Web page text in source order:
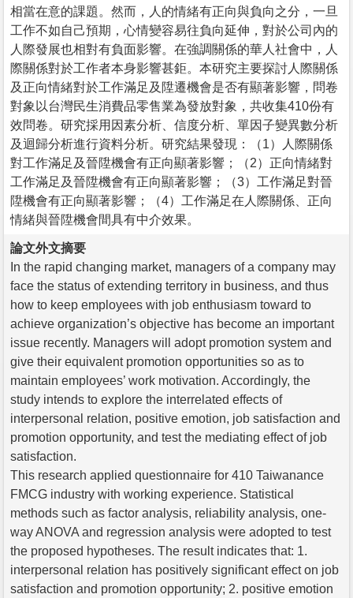
相當在意的課題。然而，人的情緒有正向與負向之分，一旦
工作不如自己預期，心情變容易往負向延伸，對於公司內的
人際發展也相對有負面影響。在強調關係的華人社會中，人
際關係對於工作者本身影響甚鉅。本研究主要探討人際關係
及正向情緒對於工作滿足及陞遷機會是否有顯著影響，問卷
對象以台灣民生消費品零售業為發放對象，共收集410份有
效問卷。研究採用因素分析、信度分析、單因子變異數分析
及迴歸分析進行資料分析。研究結果發現：（1）人際關係
對工作滿足及晉陞機會有正向顯著影響；（2）正向情緒對
工作滿足及晉陞機會有正向顯著影響；（3）工作滿足對晉
陞機會有正向顯著影響；（4）工作滿足在人際關係、正向
情緒與晉陞機會間具有中介效果。
論文外文摘要
In the rapid changing market, managers of a company may
face the status of extending territory in business, and thus
how to keep employees with job enthusiasm toward to
achieve organization’s objective has become an important
issue recently. Managers will adopt promotion system and
give their equivalent promotion opportunities so as to
maintain employees’ work motivation. Accordingly, the
study intends to explore the interrelated effects of
interpersonal relation, positive emotion, job satisfaction and
promotion opportunity, and test the mediating effect of job
satisfaction.
This research applied questionnaire for 410 Taiwanance
FMCG industry with working experience. Statistical
methods such as factor analysis, reliability analysis, one-
way ANOVA and regression analysis were adopted to test
the proposed hypotheses. The result indicates that: 1.
interpersonal relation has positively significant effect on job
satisfaction and promotion opportunity; 2. positive emotion